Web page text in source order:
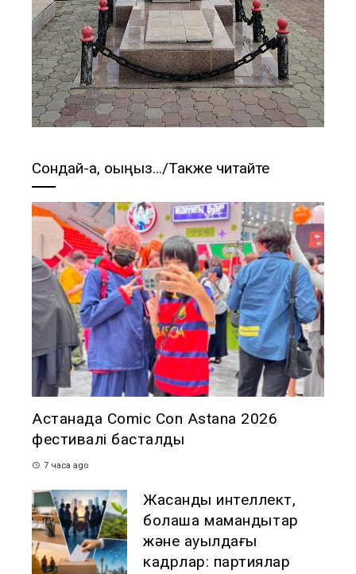
Сондай-ақ, оқыңыз…/Также читайте
Астанада Comic Con Astana 2026
фестивалі басталды
7 часа ago
Жасанды интеллект,
болашақ мамандықтар
және ауылдағы
кадрлар: партиялар